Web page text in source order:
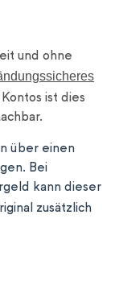
und ohne
ist dies
über einen
Bei
kann dieser
zusätzlich